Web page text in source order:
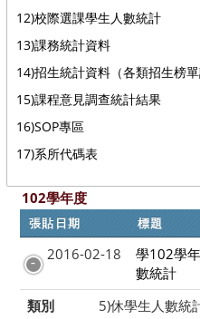
12)校際選課學生人數統計
13)課務統計資料
14)招生統計資料（各類招生榜
15)課程意見調查統計結果
16)SOP專區
17)系所代碼表
102學年度
張貼日期 標題
2016-02-18
學102學
數統計
類別
5)休學生人數統